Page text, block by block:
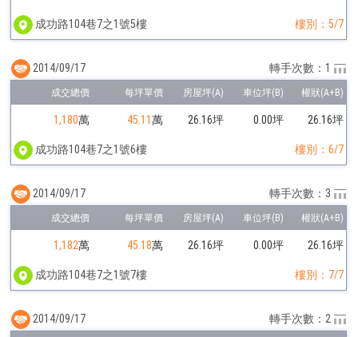
成功路104巷7之1號5樓 樓別：5/7
1,180萬 45.11萬 26.16坪 0.00坪 26.16坪
成功路104巷7之1號6樓 樓別：6/7
2014/09/17 轉手次數：1
1,182萬 45.18萬 26.16坪 0.00坪 26.16坪
成功路104巷7之1號7樓 樓別：7/7
2014/09/17 轉手次數：3
2014/09/17 轉手次數：2